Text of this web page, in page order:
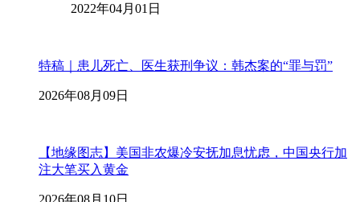
2022年04月01日
特稿｜患儿死亡、医生获刑争议：韩杰案的“罪与罚”
2026年08月09日
【地缘图志】美国非农爆冷安抚加息忧虑，中国央行加
注大笔买入黄金
2026年08月10日